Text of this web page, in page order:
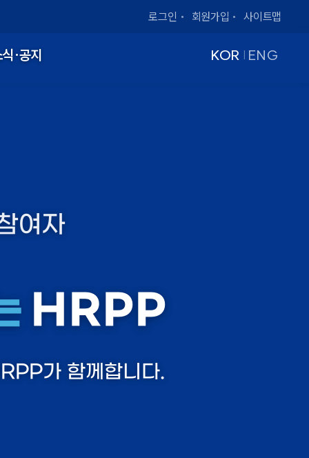
로그인 회원가입 사이트맵
·공지 KOR | ENG
여자
HRPP
가 함께합니다.